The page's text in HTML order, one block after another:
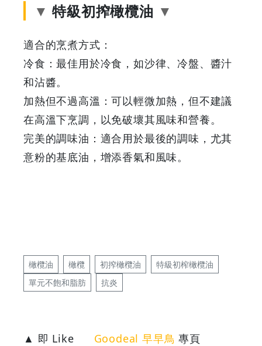
特級初搾橄欖油
適合的烹煮方式：
冷食：最佳用於冷食，如沙律、冷盤、醬汁
和沾醬。
加熱但不過高溫：可以輕微加熱，但不建議
在高溫下烹調，以免破壞其風味和營養。
完美的調味油：適合用於最後的調味，尤其
意粉的基底油，增添香氣和風味。
橄欖油 橄欖 初搾橄欖油
特級初榨橄欖油
單元不飽和脂肪
抗炎
▲ 即 Like Goodeal 早早鳥 專頁